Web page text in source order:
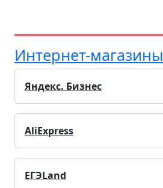
Интернет-магазины
Яндекс. Бизнес
AliExpress
ЕГЭLand